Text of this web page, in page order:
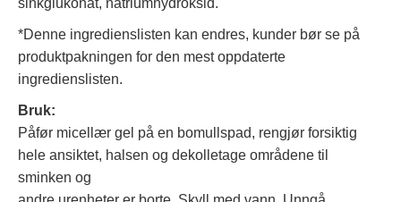
*Denne ingredienslisten kan endres, kunder bør se på
produktpakningen for den mest oppdaterte
ingredienslisten.
Bruk:
Påfør micellær gel på en bomullspad, rengjør forsiktig
hele ansiktet, halsen og dekolletage områdene til
sminken og